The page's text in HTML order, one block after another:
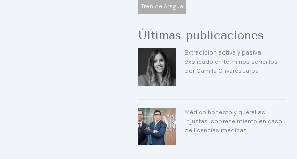
Tren de Aragua
Últimas publicaciones
Extradición activa y pasiva
explicado en términos sencillos
por Camila Olivares Jarpa
Médico honesto y querellas
injustas: sobreseimiento en caso
de licencias médicas